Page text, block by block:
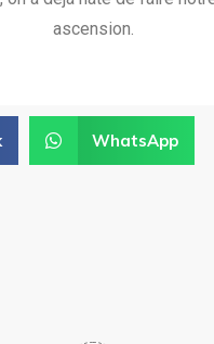
ascension.
WhatsApp